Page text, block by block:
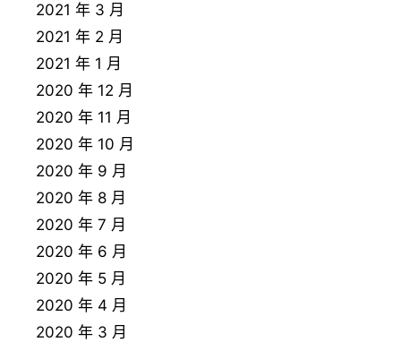
2021 年 3 月
2021 年 2 月
2021 年 1 月
2020 年 12 月
2020 年 11 月
2020 年 10 月
2020 年 9 月
2020 年 8 月
2020 年 7 月
2020 年 6 月
2020 年 5 月
2020 年 4 月
2020 年 3 月